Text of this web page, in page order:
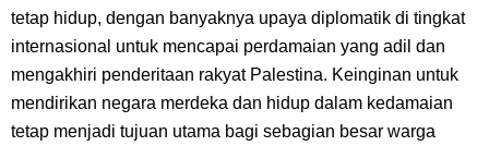
Arti Bendera Yunani, Negara Yang Terkenal Salah Satu Pusat
Peradaban Kuno
Cara Pindahkan WA Dari Android Ke Iphone, Sangat Gampang Untuk
tetap hidup, dengan banyaknya upaya diplomatik di tingkat
internasional untuk mencapai perdamaian yang adil dan
mengakhiri penderitaan rakyat Palestina. Keinginan untuk
mendirikan negara merdeka dan hidup dalam kedamaian
tetap menjadi tujuan utama bagi sebagian besar warga